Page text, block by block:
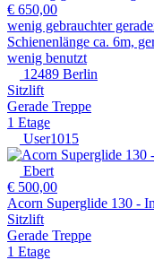
€ 650,00
wenig gebrauchter
Schienenlänge ca. 6m,
wenig benutzt
12489 Berlin
Sitzlift
Gerade Treppe
1 Etage
User1015
Ebert
€ 500,00
Acorn Superglide 130 -
Sitzlift
Gerade Treppe
1 Etage